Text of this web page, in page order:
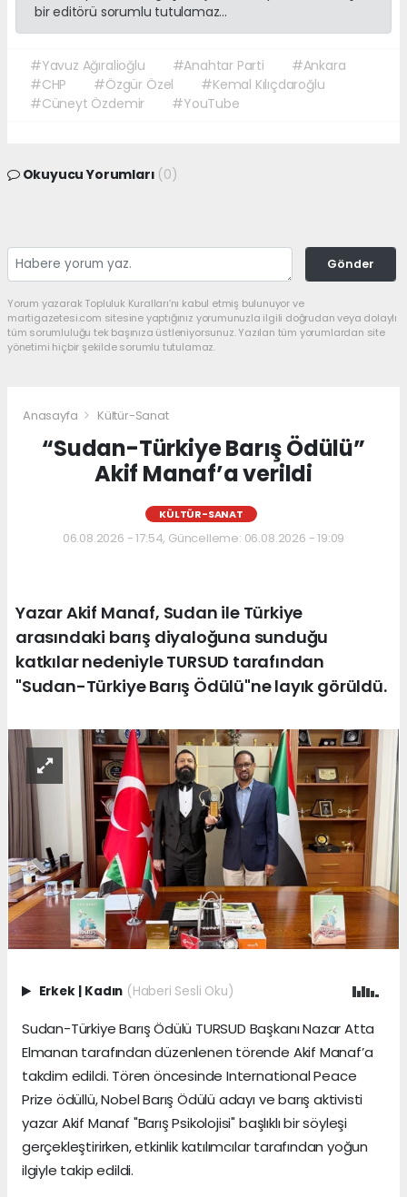
bir editörü sorumlu tutulamaz...
#Yavuz Ağıralioğlu #Anahtar Parti
#Ankara
#CHP
#Özgür Özel
#Kemal Kılıçdaroğlu
#Cüneyt Özdemir
#YouTube
Okuyucu Yorumları (0)
Gönder
Yorum yazarak Topluluk Kuralları’nı kabul etmiş bulunuyor ve
martigazetesi.com sitesine yaptığınız yorumunuzla ilgili doğrudan veya dolaylı
tüm sorumluluğu tek başınıza üstleniyorsunuz. Yazılan tüm yorumlardan site
yönetimi hiçbir şekilde sorumlu tutulamaz.
Anasayfa Kültür-Sanat
“Sudan-Türkiye Barış Ödülü”
Akif Manaf’a verildi
KÜLTÜR-SANAT
06.08.2026 - 17:54, Güncelleme: 06.08.2026 - 19:09
Yazar Akif Manaf, Sudan ile Türkiye
arasındaki barış diyaloğuna sunduğu
katkılar nedeniyle TURSUD tarafından
"Sudan-Türkiye Barış Ödülü"ne layık görüldü.
Erkek | Kadın (Haberi Sesli Oku)
Sudan-Türkiye Barış Ödülü TURSUD Başkanı Nazar Atta
Elmanan tarafından düzenlenen törende Akif Manaf’a
takdim edildi. Tören öncesinde International Peace
Prize ödüllü, Nobel Barış Ödülü adayı ve barış aktivisti
yazar Akif Manaf "Barış Psikolojisi" başlıklı bir söyleşi
gerçekleştirirken, etkinlik katılımcılar tarafından yoğun
ilgiyle takip edildi.